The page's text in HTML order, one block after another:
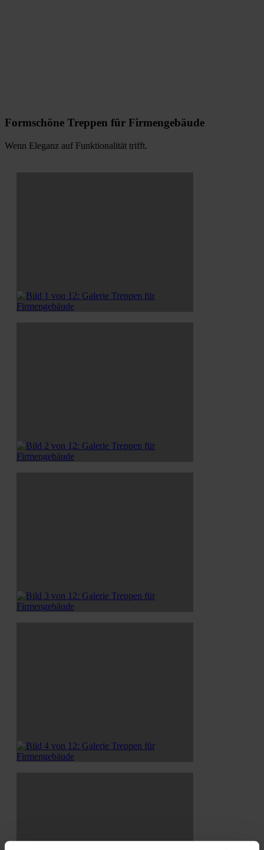
Formschöne Treppen für Firmengebäude
Wenn Eleganz auf Funktionalität trifft.